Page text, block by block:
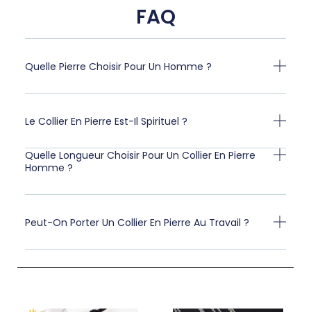
FAQ
Quelle Pierre Choisir Pour Un Homme ?
Le Collier En Pierre Est-Il Spirituel ?
Quelle Longueur Choisir Pour Un Collier En Pierre
Homme ?
Peut-On Porter Un Collier En Pierre Au Travail ?